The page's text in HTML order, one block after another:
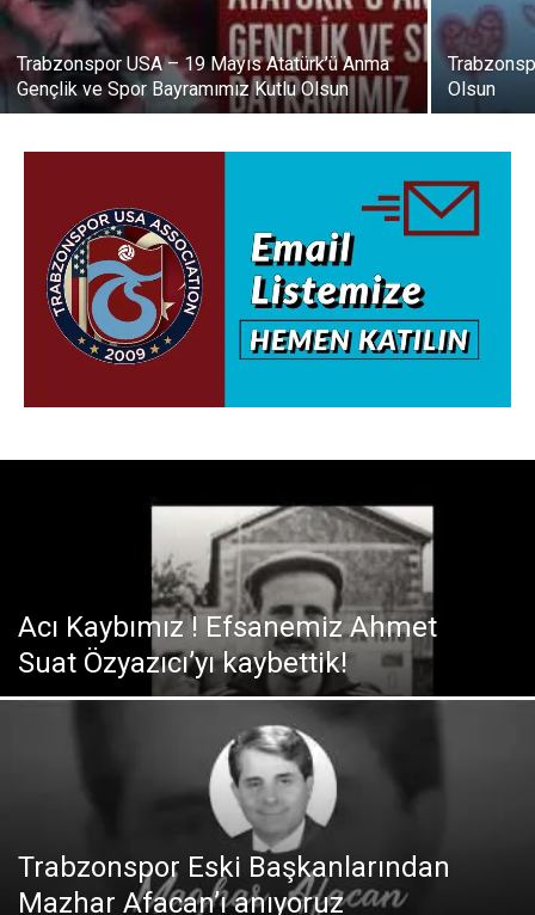
Trabzonspor USA – 19 Mayıs Atatürk’ü Anma
Gençlik ve Spor Bayramımız Kutlu Olsun
Olsun
Acı Kaybımız ! Efsanemiz Ahmet
Suat Özyazıcı’yı kaybettik!
Trabzonspor Eski Başkanlarından
Mazhar Afacan’ı anıyoruz